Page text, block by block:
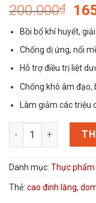
200.000₫
Giá
gốc
là:
Bồi bổ khí huyết,
Chống dị ứng, nổi
Hỗ trợ điều trị liệt
Chống khô âm đạo,
Làm giảm các triệu
Cao đinh lăng số
Danh mục: Thực
Thẻ: cao đinh lăng,